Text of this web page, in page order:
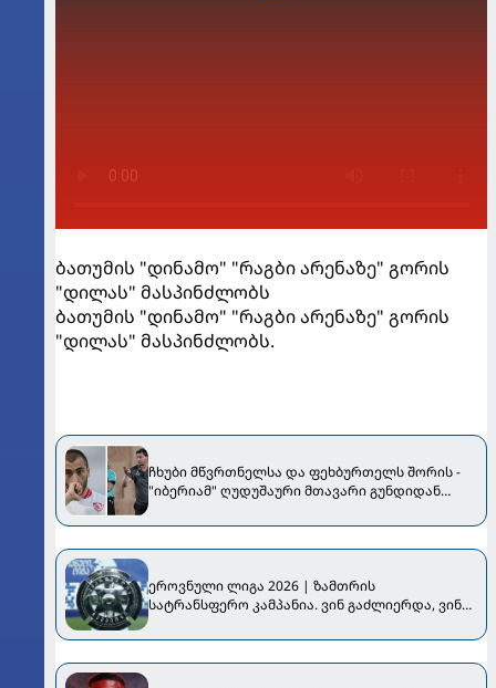
ბათუმის "დინამო" "რაგბი არენაზე" გორის
"დილას" მასპინძლობს
ბათუმის "დინამო" "რაგბი არენაზე" გორის
"დილას" მასპინძლობს.
ჩხუბი მწვრთნელსა და ფეხბურთელს შორის -
"იბერიამ" ღუდუშაური მთავარი გუნდიდან
ეროვნული ლიგა 2026 | ზამთრის
სატრანსფერო კამპანია. ვინ გაძლიერდა, ვინ